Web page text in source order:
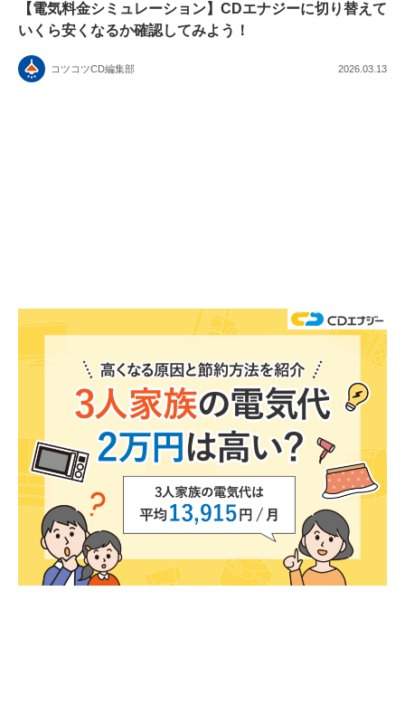
【電気料金シミュレーション】CDエナジーに切り替えて
いくら安くなるか確認してみよう！
コツコツCD編集部 2026.03.13